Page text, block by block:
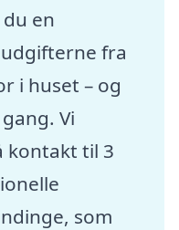
en
fra
i huset – og
Vi
kontakt til 3
som